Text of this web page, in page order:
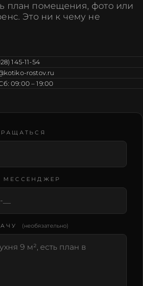
план помещения, фото или
Это ни к чему не
145-11-54
rostov.ru
09:00 – 19:00
это поле
mail
МЕССЕНДЖЕР
(необязательно)